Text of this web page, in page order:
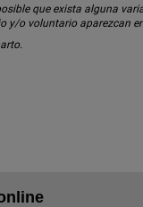
que exista alguna
y/o voluntario aparezcan